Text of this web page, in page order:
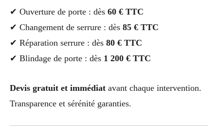
✔ Ouverture de porte : dès 60 € TTC
✔ Changement de serrure : dès 85 € TTC
✔ Réparation serrure : dès 80 € TTC
✔ Blindage de porte : dès 1 200 € TTC
Devis gratuit et immédiat avant chaque intervention.
Transparence et sérénité garanties.